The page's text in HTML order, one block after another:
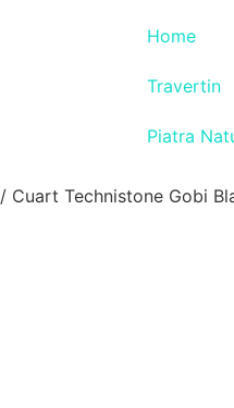
Home
Travertin
Piatra
/ Cuart Technistone Gobi